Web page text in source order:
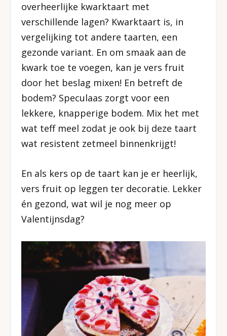
overheerlijke kwarktaart met
verschillende lagen? Kwarktaart is, in
vergelijking tot andere taarten, een
gezonde variant. En om smaak aan de
kwark toe te voegen, kan je vers fruit
door het beslag mixen! En betreft de
bodem? Speculaas zorgt voor een
lekkere, knapperige bodem. Mix het met
wat teff meel zodat je ook bij deze taart
wat resistent zetmeel binnenkrijgt!
En als kers op de taart kan je er heerlijk,
vers fruit op leggen ter decoratie. Lekker
én gezond, wat wil je nog meer op
Valentijnsdag?